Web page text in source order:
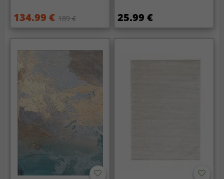
134.99 € 189 € 25.99 €